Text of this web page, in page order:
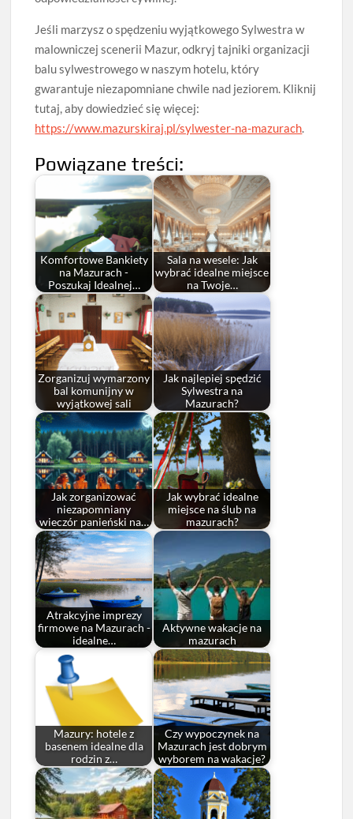
Jeśli marzysz o spędzeniu wyjątkowego Sylwestra w
malowniczej scenerii Mazur, odkryj tajniki organizacji
balu sylwestrowego w naszym hotelu, który
gwarantuje niezapomniane chwile nad jeziorem. Kliknij
tutaj, aby dowiedzieć się więcej:
https://www.mazurskiraj.pl/sylwester-na-mazurach.
Powiązane treści:
Komfortowe Bankiety
na Mazurach -
Poszukaj Idealnej…
Sala na wesele: Jak
wybrać idealne miejsce
na Twoje…
Zorganizuj wymarzony
bal komunijny w
wyjątkowej sali
Jak najlepiej spędzić
Sylwestra na
Mazurach?
Jak zorganizować
niezapomniany
wieczór panieński na…
Jak wybrać idealne
miejsce na ślub na
mazurach?
Atrakcyjne imprezy
firmowe na Mazurach -
idealne…
Aktywne wakacje na
mazurach
Mazury: hotele z
basenem idealne dla
rodzin z…
Czy wypoczynek na
Mazurach jest dobrym
wyborem na wakacje?